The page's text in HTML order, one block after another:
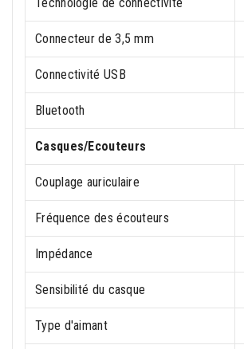
Connecteur de 3,5 mm
Connectivité USB
Bluetooth
Casques/Ecouteurs
Couplage auriculaire
Fréquence des écouteurs
Impédance
Sensibilité du casque
Type d'aimant